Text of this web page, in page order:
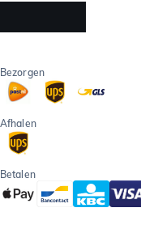
Bezorgen
Afhalen
Betalen